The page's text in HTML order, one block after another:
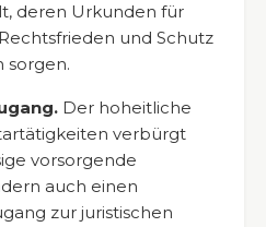
deren Urkunden für
und Schutz
sorgen.
Der hoheitliche
verbürgt
vorsorgende
auch einen
zur juristischen